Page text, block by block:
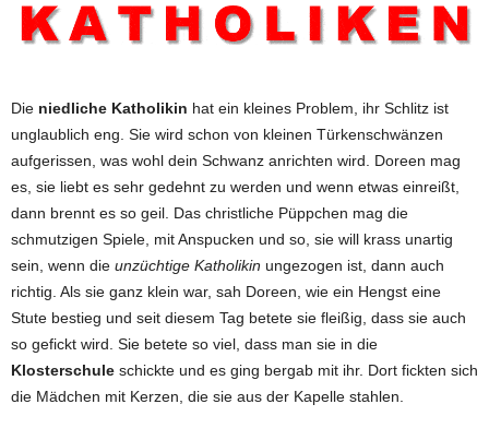
Die niedliche Katholikin hat ein kleines Problem, ihr Schlitz ist
unglaublich eng. Sie wird schon von kleinen Türkenschwänzen
aufgerissen, was wohl dein Schwanz anrichten wird. Doreen mag
es, sie liebt es sehr gedehnt zu werden und wenn etwas einreißt,
dann brennt es so geil. Das christliche Püppchen mag die
schmutzigen Spiele, mit Anspucken und so, sie will krass unartig
sein, wenn die unzüchtige Katholikin ungezogen ist, dann auch
richtig. Als sie ganz klein war, sah Doreen, wie ein Hengst eine
Stute bestieg und seit diesem Tag betete sie fleißig, dass sie auch
so gefickt wird. Sie betete so viel, dass man sie in die
Klosterschule schickte und es ging bergab mit ihr. Dort fickten sich
die Mädchen mit Kerzen, die sie aus der Kapelle stahlen.